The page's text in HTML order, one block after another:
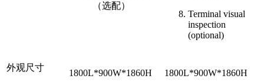
（选配）
Terminal visual
inspection
(optional)
外观尺寸
1800L*900W*1860H 1800L*900W*1860H